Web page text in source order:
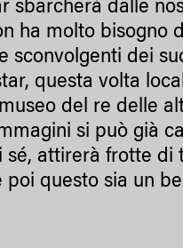
sbarcherà dalle
ha molto bisogno
sconvolgenti dei
questa volta
del re delle
si può già
attirerà frotte di
questo sia un